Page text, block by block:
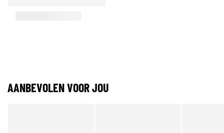
AANBEVOLEN VOOR JOU